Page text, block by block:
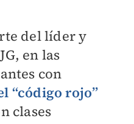
del líder y
en las
con
“código rojo”
clases